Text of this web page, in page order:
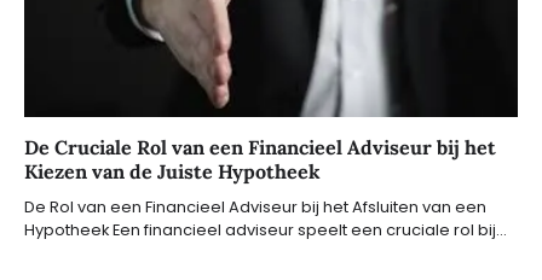
De Cruciale Rol van een Financieel Adviseur bij het
Kiezen van de Juiste Hypotheek
De Rol van een Financieel Adviseur bij het Afsluiten van een
Hypotheek Een financieel adviseur speelt een cruciale rol bij…